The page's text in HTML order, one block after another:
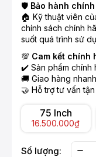
🛡️ Bảo hành
🏠 Kỹ thuật viên
chính sách chính
suốt quá trình sử
💯 Cam kết chính
✔️ Sản phẩm chính
🚚 Giao hàng
🤝 Hỗ trợ tư vấn
75 Inch
16.500.000₫
Số lượng: